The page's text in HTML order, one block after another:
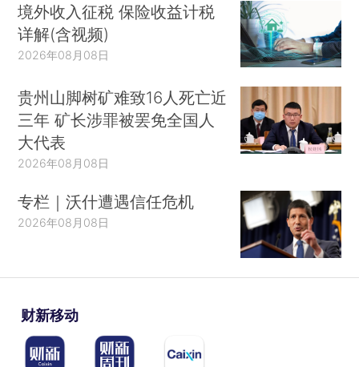
境外收入征税 保险收益计税
详解(含视频)
2026年08月08日
贵州山脚树矿难致16人死亡近
三年 矿长涉罪被罢免全国人
大代表
2026年08月08日
专栏｜沃什遭遇信任危机
2026年08月08日
财新移动